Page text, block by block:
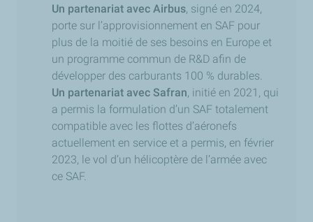
Un partenariat avec Airbus, signé en 2024,
porte sur l’approvisionnement en SAF pour
plus de la moitié de ses besoins en Europe et
un programme commun de R&D afin de
développer des carburants 100 % durables.
Un partenariat avec Safran, initié en 2021, qui
a permis la formulation d’un SAF totalement
compatible avec les flottes d’aéronefs
actuellement en service et a permis, en février
2023, le vol d’un hélicoptère de l’armée avec
ce SAF.